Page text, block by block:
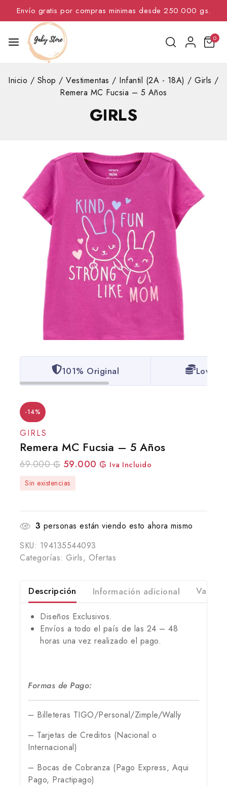
Envío gratis por compras minimas desde 250.000 gs.
0
Inicio / Shop / Vestimentas / Infantil (2A - 18A) / Girls /
Remera MC Fucsia – 5 Años
GIRLS
101% Original Lowest
-14%
GIRLS
Remera MC Fucsia – 5 Años
69.000₲ 59.000 ₲ Iva Incluido
Sin existencias
3 personas están viendo esto ahora mismo
SKU: 194135544093
Categorías: Girls, Ofertas
Descripción Información adicional
Diseños Exclusivos.
Envíos a todo el país de las 24 – 48
horas una vez realizado el pago.
Formas de Pago:
– Billeteras TIGO/Personal/Zimple/Wally
– Tarjetas de Creditos (Nacional o
Internacional)
– Bocas de Cobranza (Pago Express, Aqui
Pago, Practipago)